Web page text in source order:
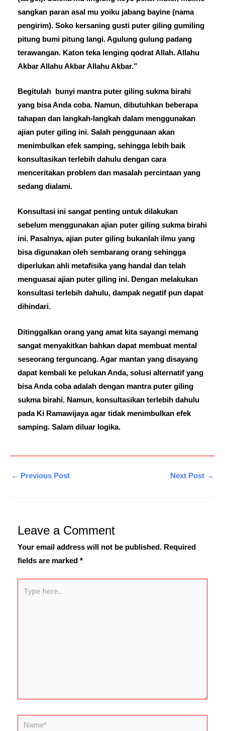
sangkan paran asal mu yoiku jabang bayine (nama
pengirim). Soko kersaning gusti puter giling gumiling
pitung bumi pitung langi. Agulung gulung padang
terawangan. Katon teka lenging qodrat Allah. Allahu
Akbar Allahu Akbar Allahu Akbar.”
Begitulah bunyi mantra puter giling sukma birahi
yang bisa Anda coba. Namun, dibutuhkan beberapa
tahapan dan langkah-langkah dalam menggunakan
ajian puter giling ini. Salah penggunaan akan
menimbulkan efek samping, sehingga lebih baik
konsultasikan terlebih dahulu dengan cara
menceritakan problem dan masalah percintaan yang
sedang dialami.
Konsultasi ini sangat penting untuk dilakukan
sebelum menggunakan ajian puter giling sukma birahi
ini. Pasalnya, ajian puter giling bukanlah ilmu yang
bisa digunakan oleh sembarang orang sehingga
diperlukan ahli metafisika yang handal dan telah
menguasai ajian puter giling ini. Dengan melakukan
konsultasi terlebih dahulu, dampak negatif pun dapat
dihindari.
Ditinggalkan orang yang amat kita sayangi memang
sangat menyakitkan bahkan dapat membuat mental
seseorang terguncang. Agar mantan yang disayang
dapat kembali ke pelukan Anda, solusi alternatif yang
bisa Anda coba adalah dengan mantra puter giling
sukma birahi. Namun, konsultasikan terlebih dahulu
pada Ki Ramawijaya agar tidak menimbulkan efek
samping. Salam diluar logika.
← Previous Post Next Post →
Leave a Comment
Your email address will not be published. Required
fields are marked *
Name*